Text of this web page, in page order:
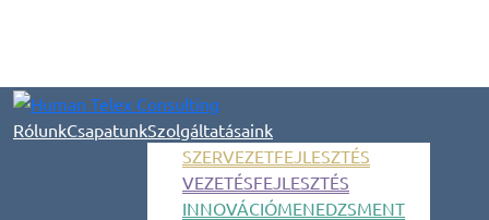
RólunkCsapatunkSzolgáltatásaink
SZERVEZETFEJLESZTÉS
VEZETÉSFEJLESZTÉS
INNOVÁCIÓMENEDZSMENT